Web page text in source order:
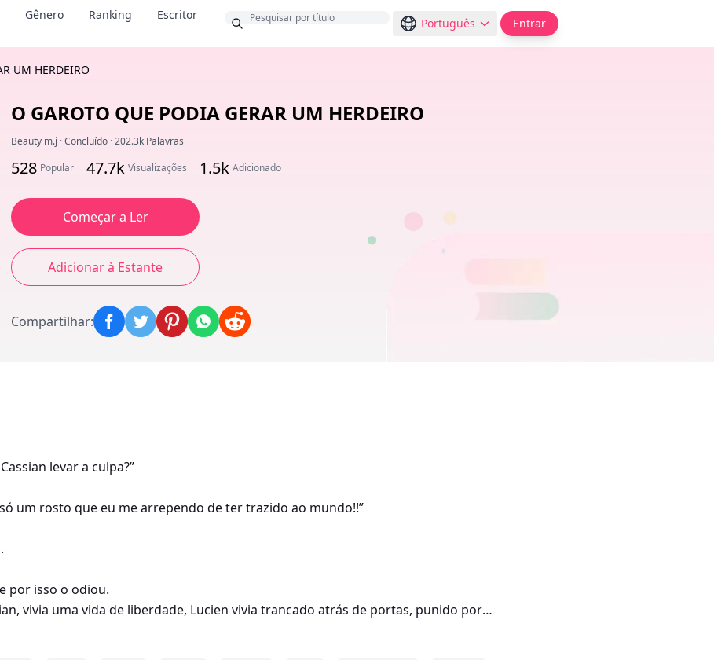
Gênero Ranking Escritor
Português Entrar
UM HERDEIRO
O GAROTO QUE PODIA GERAR UM HERDEIRO
Beauty m.j ·Concluído ·202.3k Palavras
528 Popular 47.7k Visualizações 1.5k Adicionado
Começar a Ler
Adicionar à Estante
Compartilhar:
levar a culpa?”
só um rosto que eu me arrependo de ter trazido ao mundo!!”
por isso o odiou.
vivia uma vida de liberdade, Lucien vivia trancado atrás de portas, punido por